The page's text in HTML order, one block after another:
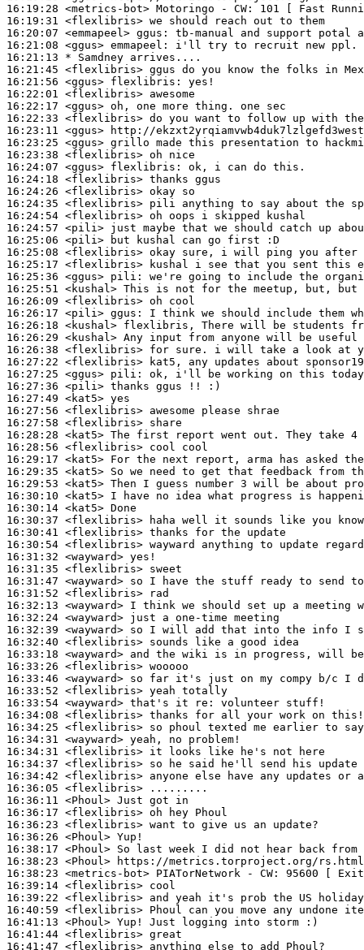
16:19:28 <metrics-bot>
16:19:31 <flexlibris>
16:20:07 <emmapeel> ggus:
16:21:08 <ggus> emmapeel:
16:21:13 * Samdney arrives....
16:21:45 <flexlibris>
16:21:56 <ggus> flexlibris:
16:22:01 <flexlibris>
16:22:17 <ggus>
16:22:33 <flexlibris>
16:23:11 <ggus>
16:23:25 <ggus>
16:23:38 <flexlibris>
16:24:07 <ggus> flexlibris:
16:24:18 <flexlibris>
16:24:26 <flexlibris>
16:24:35 <flexlibris>
16:24:54 <flexlibris>
16:24:57 <pili>
16:25:06 <pili>
16:25:08 <flexlibris>
16:25:17 <flexlibris>
16:25:36 <ggus> pili:
16:25:51 <kushal>
16:26:09 <flexlibris>
16:26:17 <pili> ggus:
16:26:18 <kushal>
16:26:29 <kushal>
16:26:38 <flexlibris>
16:27:22 <flexlibris>
16:27:25 <ggus> pili:
16:27:36 <pili>
16:27:49 <kat5>
16:27:56 <flexlibris>
16:27:58 <flexlibris>
16:28:28 <kat5>
16:28:56 <flexlibris>
16:29:17 <kat5>
16:29:35 <kat5>
16:29:53 <kat5>
16:30:10 <kat5>
16:30:14 <kat5>
16:30:37 <flexlibris>
16:30:41 <flexlibris>
16:30:54 <flexlibris>
16:31:32 <wayward>
16:31:35 <flexlibris>
16:31:47 <wayward>
16:31:52 <flexlibris>
16:32:13 <wayward>
16:32:24 <wayward>
16:32:39 <wayward>
16:32:40 <flexlibris>
16:33:18 <wayward>
16:33:26 <flexlibris>
16:33:46 <wayward>
16:33:52 <flexlibris>
16:33:54 <wayward>
16:34:08 <flexlibris>
16:34:25 <flexlibris>
16:34:31 <wayward>
16:34:31 <flexlibris>
16:34:37 <flexlibris>
16:34:42 <flexlibris>
16:36:05 <flexlibris>
16:36:11 <Phoul>
16:36:17 <flexlibris>
16:36:23 <flexlibris>
16:36:26 <Phoul>
16:38:17 <Phoul>
16:38:23 <Phoul>
16:38:23 <metrics-bot>
16:39:14 <flexlibris>
16:39:22 <flexlibris>
16:40:59 <flexlibris>
16:41:13 <Phoul>
16:41:44 <flexlibris>
16:41:47 <flexlibris>